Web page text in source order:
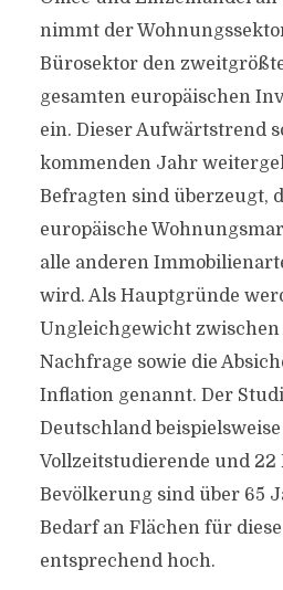
nimmt der
Bürosektor den
gesamten europäischen
ein. Dieser Aufwärtstrend
kommenden Jahr
Befragten sind überzeugt,
europäische
alle anderen
wird. Als Hauptgründe
Ungleichgewicht zwischen
Nachfrage sowie die
Inflation genannt. Der
Deutschland
Vollzeitstudierende und 22
Bevölkerung sind über 65
Bedarf an Flächen für
entsprechend hoch.